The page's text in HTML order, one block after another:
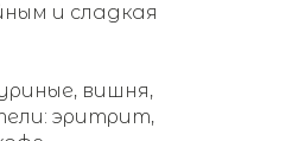
и сладкая
вишня,
эритрит,